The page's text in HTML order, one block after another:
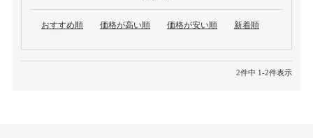
おすすめ順 価格が高い順 価格が安い順 新着順
2件中 1-2件表示